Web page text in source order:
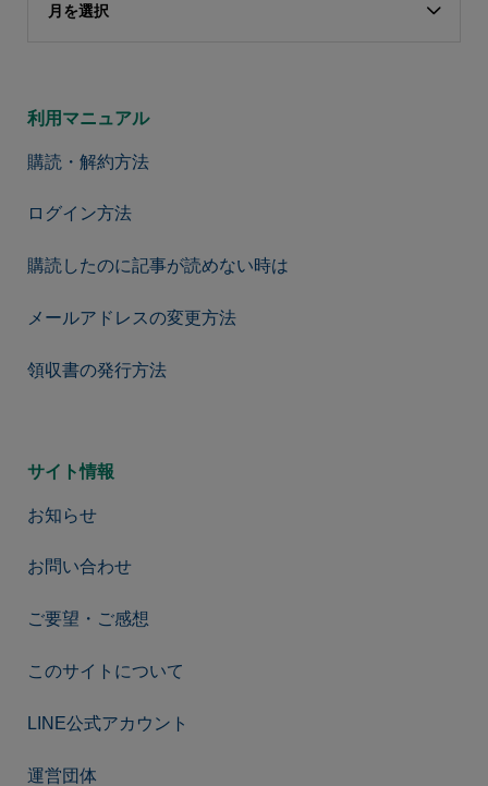
月を選択
利用マニュアル
購読・解約方法
ログイン方法
購読したのに記事が読めない時は
メールアドレスの変更方法
領収書の発行方法
サイト情報
お知らせ
お問い合わせ
ご要望・ご感想
このサイトについて
LINE公式アカウント
運営団体